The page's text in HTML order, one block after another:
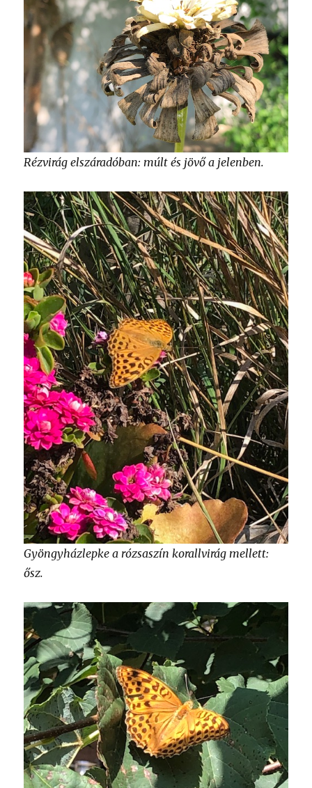
Rézvirág elszáradóban: múlt és jövő a jelenben.
Gyöngyházlepke a rózsaszín korallvirág mellett:
ősz.